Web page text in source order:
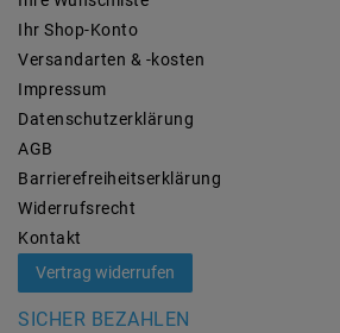
Ihr Shop-Konto
Versandarten & -kosten
Impressum
Daten­schutz­erklärung
AGB
Barrierefreiheitserklärung
Widerrufs­recht
Kontakt
Vertrag widerrufen
SICHER BEZAHLEN